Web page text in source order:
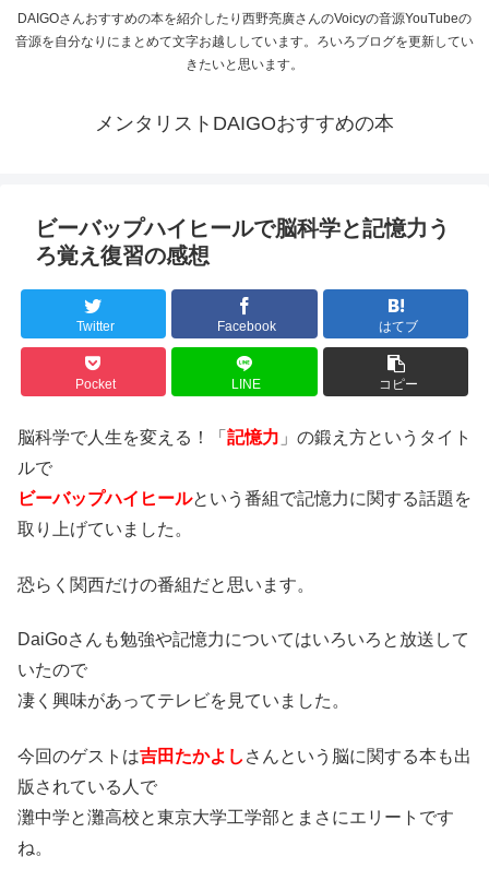
DAIGOさんおすすめの本を紹介したり西野亮廣さんのVoicyの音源YouTubeの
音源を自分なりにまとめて文字お越ししています。ろいろブログを更新してい
きたいと思います。
メンタリストDAIGOおすすめの本
ビーバップハイヒールで脳科学と記憶力う
ろ覚え復習の感想
Twitter Facebook はてブ
Pocket LINE コピー
脳科学で人生を変える！「 記憶力 」の鍛え方というタイト
ルで
ビーバップハイヒールという番組で記憶力に関する話題を
取り上げていました。
恐らく関西だけの番組だと思います。
DaiGoさんも勉強や記憶力についてはいろいろと放送して
いたので
凄く興味があってテレビを見ていました。
今回のゲストは吉田たかよし さんという脳に関する本も出
版されている人で
灘中学と灘高校と東京大学工学部とまさにエリートです
ね。